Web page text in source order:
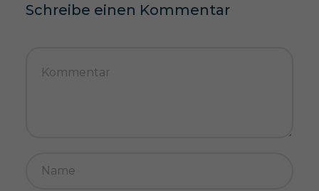
Schreibe einen Kommentar